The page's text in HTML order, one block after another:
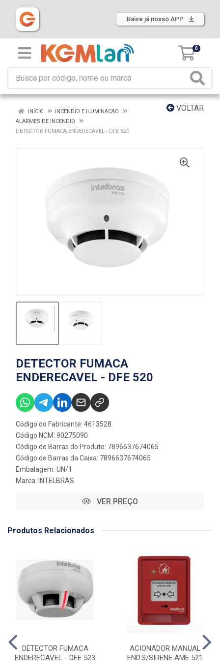
Baixe já nosso APP
0
VOLTAR
INÍCIO
INCENDIO E ILUMINACAO
ALARMES DE INCENDIO
DETECTOR FUMACA ENDERECAVEL - DFE 520
DETECTOR FUMACA
ENDERECAVEL - DFE 520
Código do Fabricante: 4613528
Código NCM: 90275090
Código de Barras do Produto: 7896637674065
Código de Barras da Caixa: 7896637674065
Embalagem: UN/1
Marca: INTELBRAS
VER PREÇO
Produtos Relacionados
DETECTOR FUMACA
ENDERECAVEL - DFE 523
ACIONADOR MANUAL
END.S/SIRENE AME 521